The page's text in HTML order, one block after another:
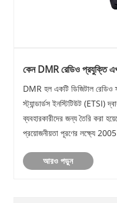
কেন DMR রেডিও প্রযুক্তি
DMR হল একটি ডিজিটাল রেডিও
স্ট্যান্ডার্ডস ইনস্টিটিউট (ETSI)
ব্যবহারকারীদের জন্য তৈরি করা
প্রয়োজনীয়তা পূরণের লক্ষ্যে
আরও পড়ুন